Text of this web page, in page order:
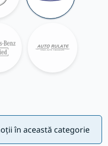
în această categorie